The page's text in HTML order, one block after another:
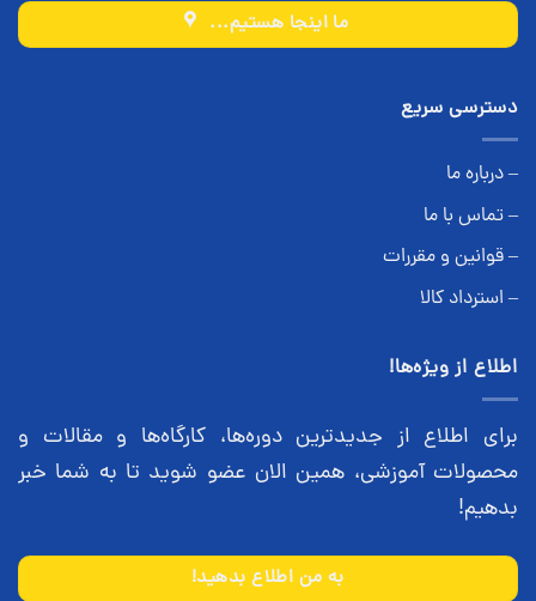
ما اینجا هستیم...
دسترسی سریع
– درباره ما
– تماس با ما
– قوانین و مقررات
– استرداد کالا
اطلاع از ویژه‌ها!
برای اطلاع از جدیدترین دوره‌ها، کارگاه‌ها و مقالات و
محصولات آموزشی، همین الان عضو شوید تا به شما خبر
بدهیم!
به من اطلاع بدهید!